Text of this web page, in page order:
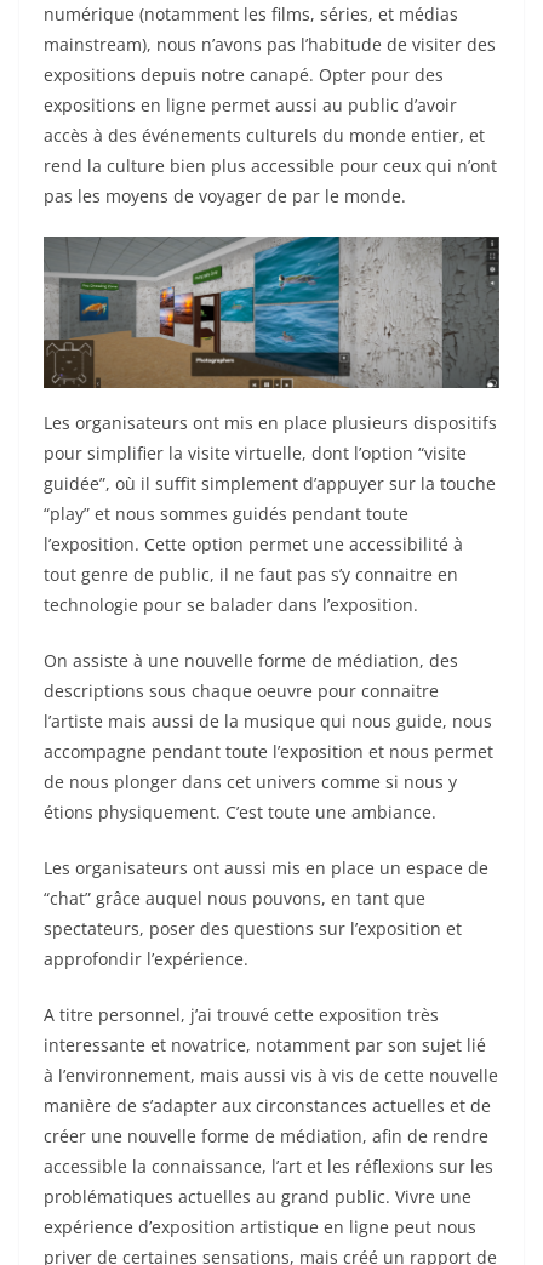
numérique (notamment les films, séries, et médias
mainstream), nous n’avons pas l’habitude de visiter des
expositions depuis notre canapé. Opter pour des
expositions en ligne permet aussi au public d’avoir
accès à des événements culturels du monde entier, et
rend la culture bien plus accessible pour ceux qui n’ont
pas les moyens de voyager de par le monde.
Les organisateurs ont mis en place plusieurs dispositifs
pour simplifier la visite virtuelle, dont l’option “visite
guidée”, où il suffit simplement d’appuyer sur la touche
“play” et nous sommes guidés pendant toute
l’exposition. Cette option permet une accessibilité à
tout genre de public, il ne faut pas s’y connaitre en
technologie pour se balader dans l’exposition.
On assiste à une nouvelle forme de médiation, des
descriptions sous chaque oeuvre pour connaitre
l’artiste mais aussi de la musique qui nous guide, nous
accompagne pendant toute l’exposition et nous permet
de nous plonger dans cet univers comme si nous y
étions physiquement. C’est toute une ambiance.
Les organisateurs ont aussi mis en place un espace de
“chat” grâce auquel nous pouvons, en tant que
spectateurs, poser des questions sur l’exposition et
approfondir l’expérience.
A titre personnel, j’ai trouvé cette exposition très
interessante et novatrice, notamment par son sujet lié
à l’environnement, mais aussi vis à vis de cette nouvelle
manière de s’adapter aux circonstances actuelles et de
créer une nouvelle forme de médiation, afin de rendre
accessible la connaissance, l’art et les réflexions sur les
problématiques actuelles au grand public. Vivre une
expérience d’exposition artistique en ligne peut nous
priver de certaines sensations, mais créé un rapport de